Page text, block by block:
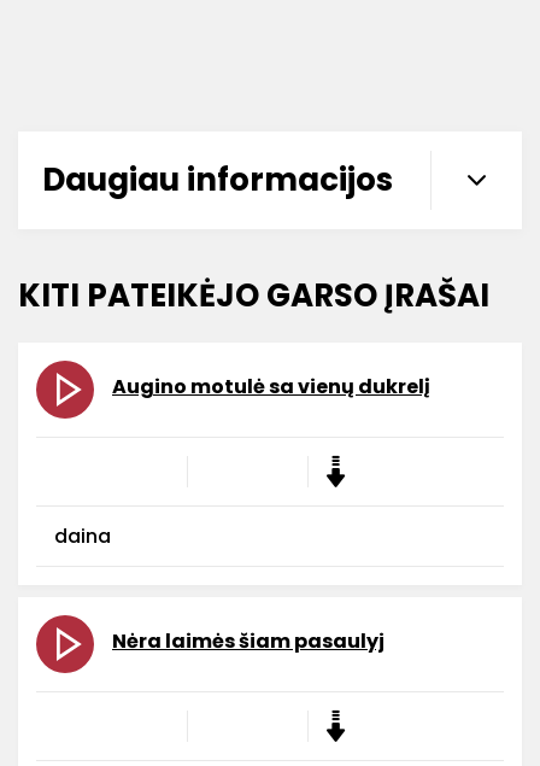
Daugiau informacijos
KITI PATEIKĖJO GARSO ĮRAŠAI
Augino motulė sa vienų dukrelį
daina
Nėra laimės šiam pasaulyj